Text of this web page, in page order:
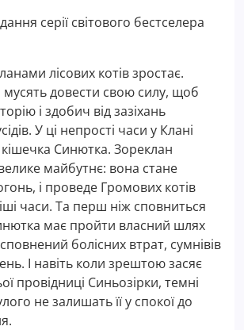
серії світового бестселера
лісових котів зростає.
мусять довести свою силу, щоб
і здобич від зазіхань
У ці непрості часи у Клані
Синютка. Зореклан
майбутнє: вона стане
і проведе Громових котів
часи. Та перш ніж сповниться
має пройти власний шлях
болісних втрат, сумнівів
І навіть коли зрештою засяє
провідниці Синьозірки, темні
не залишать її у спокої до